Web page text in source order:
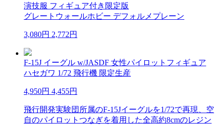
演技服 フィギュア付き限定版
グレートウォールホビー デフォルメプレーン
3,080円 2,772円
F-15J イーグル w/JASDF 女性パイロットフィギュア
ハセガワ 1/72 飛行機 限定生産
4,950円 4,455円
飛行開発実験団所属のF-15Jイーグルを1/72で再現、空
自のパイロットつなぎを着用した全高約8cmのレジン